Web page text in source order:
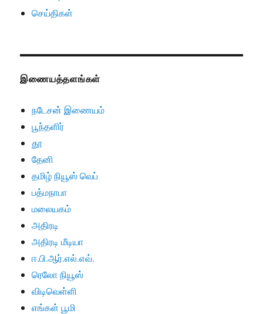
செய்திகள்
இணையத்தளங்கள்
நடேசன் இணையம்
பூந்தளிர்
தூ
தேனி
தமிழ் நியூஸ் வெப்
பத்மநாபா
மலையகம்
அதிரடி
அதிரடி மீடியா
ஈ.பி.ஆர்.எல்.எவ்.
ரெலோ நியூஸ்
விடிவெள்ளி
எங்கள் பூமி